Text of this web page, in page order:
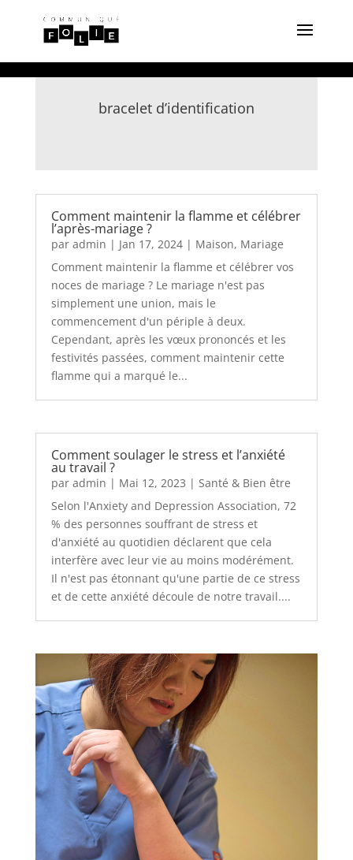
bracelet d’identification
Comment maintenir la flamme et célébrer
l’après-mariage ?
par admin | Jan 17, 2024| Maison, Mariage
Comment maintenir la flamme et célébrer vos
noces de mariage ? Le mariage n'est pas
simplement une union, mais le
commencement d'un périple à deux.
Cependant, après les vœux prononcés et les
festivités passées, comment maintenir cette
flamme qui a marqué le...
Comment soulager le stress et l’anxiété
au travail ?
par admin | Mai 12, 2023 | Santé & Bien être
Selon l'Anxiety and Depression Association, 72
% des personnes souffrant de stress et
d'anxiété au quotidien déclarent que cela
interfère avec leur vie au moins modérément.
Il n'est pas étonnant qu'une partie de ce stress
et de cette anxiété découle de notre travail....